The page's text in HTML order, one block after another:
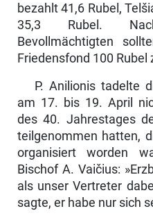
bezahlt 41,6 Rubel,
35,3 Rubel.
Bevollmächtigten
Friedensfond 100 Rubel
P. Anilionis tadelte
am 17. bis 19. April
des 40. Jahrestages
teilgenommen hatten,
organisiert worden
Bischof A. Vaičius:
als unser Vertreter
sagte, er habe nur sich